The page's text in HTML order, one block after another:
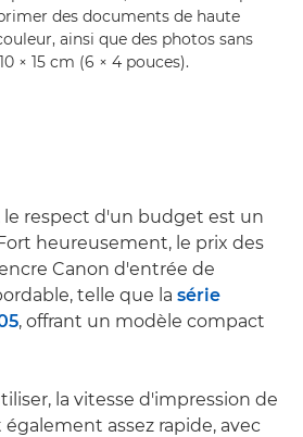
des documents de haute
ainsi que des photos sans
× 15 cm (6 × 4 pouces).
le respect d'un budget est un
heureusement, le prix des
Canon d'entrée de
telle que la série
, offrant un modèle compact
la vitesse d'impression de
également assez rapide, avec